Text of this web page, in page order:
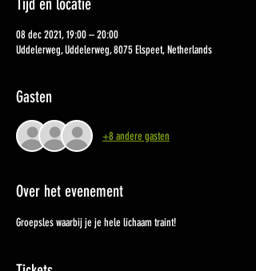
Tijd en locatie
08 dec 2021, 19:00 – 20:00
Uddelerweg, Uddelerweg, 8075 Elspeet, Netherlands
Gasten
+8 andere gasten
Over het evenement
Groepsles waarbij je je hele lichaam traint!